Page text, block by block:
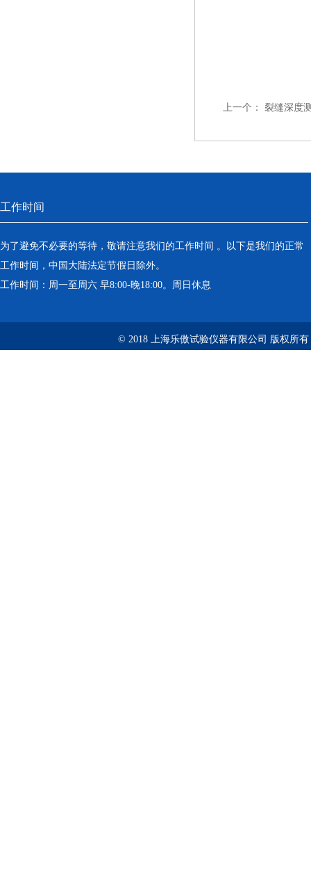
上一个： 裂缝深度
工作时间
为了避免不必要的等待，敬请注意我们的工作时间 。以下是我们的正常
工作时间，中国大陆法定节假日除外。
工作时间：周一至周六 早8:00-晚18:00。周日休息
© 2018 上海乐傲试验仪器有限公司 版权所